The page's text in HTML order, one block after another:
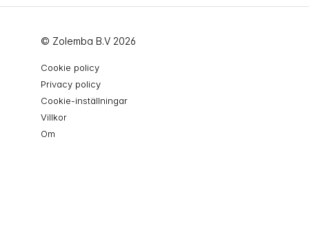
© Zolemba B.V 2026
Cookie policy
Privacy policy
Cookie-inställningar
Villkor
Om